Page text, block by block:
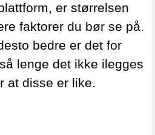
er størrelsen
faktorer du bør se på.
bedre er det for
lenge det ikke ilegges
at disse er like.